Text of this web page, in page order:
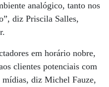
analógico, tanto nos
diz Priscila Salles,
em horário nobre,
clientes potenciais com
diz Michel Fauze,